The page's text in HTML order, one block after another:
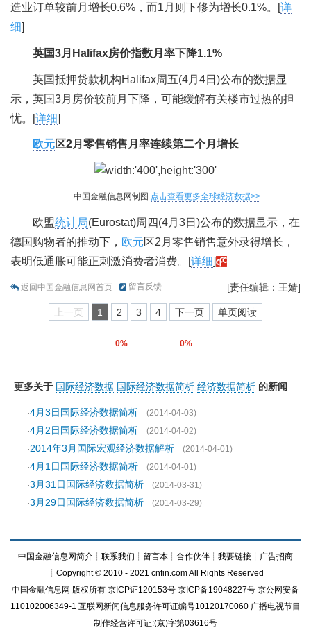
造业订单较前月增长0.6%，而1月则下修为增长0.1%。[详
细]
英国3月Halifax房价指数月率下降1.1%
英国抵押贷款机构Halifax周五(4月4日)公布的数据显
示，英国3月房价较前月下降，可能缓解有关楼市过热的担
忧。[详细]
欧元区2月零售销售月率连续第二个月增长
中国金融信息网制图 点击查看更多全球经济数据>>
欧盟统计局(Eurostat)周四(4月3日)公布的数据显示，在
德国购物者的推动下， 欧元区2月零售销售意外录得增长，
表明低通胀可能正刺激消费者消费。[详细]
返回中国金融信息网首页 留言反馈 [责任编辑：王婧]
上一页 1 2 3 4 下一页 单页阅读
0% 0%
更多关于 国际经济数据 国际经济数据简析 经济数据简析 的新闻
·4月3日国际经济数据简析
(2014-04-03)
·4月2日国际经济数据简析
(2014-04-02)
·2014年3月国际宏观经济数据解析
(2014-04-01)
·4月1日国际经济数据简析
(2014-04-01)
·3月31日国际经济数据简析
(2014-03-31)
·3月29日国际经济数据简析 (2014-03-29)
中国金融信息网简介 ┊ 联系我们 ┊ 留言本 ┊ 合作伙伴 ┊ 我要链接 ┊ 广告招商
┊Copyright © 2010 - 2021 cnfin.com All Rights Reserved
中国金融信息网 版权所有 京ICP证120153号 京ICP备19048227号 京公网安备
110102006349-1 互联网新闻信息服务许可证编号10120170060 广播电视节目
制作经营许可证:(京)字第03616号